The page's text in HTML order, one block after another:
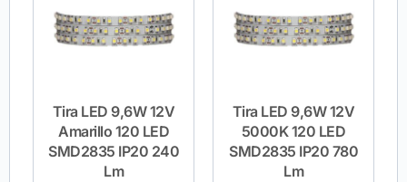
Tira LED 9,6W 12V
Amarillo 120 LED
SMD2835 IP20 240
Lm
Tira LED 9,6W 12V
5000K 120 LED
SMD2835 IP20 780
Lm